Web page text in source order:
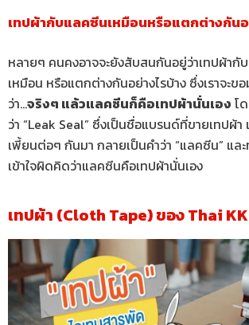
เทปผ้ากับแลคซีนเหมือนหรือแตกต่างกันอ
หลายๆ คนคงอาจจะยังสับสนกันอยู่ว่าเทปผ้ากั
เหมือน หรือแตกต่างกันอย่างไรบ้าง ซึ่งเราจะข
ว่า…จริงๆ แล้วแลคซีนก็คือเทปผ้านั่นเอง โ
ว่า “Leak Seal” ซึ่งเป็นชื่อแบรนด์ที่ขายเทปผ้
เพี้ยนต่อๆ กันมา กลายเป็นคำว่า “แลคซีน” แล
เข้าใจผิดคิดว่าแลคซีนคือเทปผ้านั่นเอง
เทปผ้า (Cloth Tape) ของ Thai KK